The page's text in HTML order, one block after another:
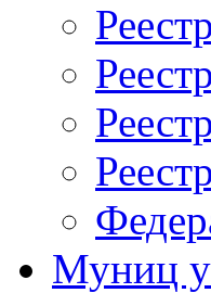
Муниц